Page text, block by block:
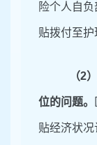
险个人自
贴拨付至护
（2）
位的问题。
贴经济状